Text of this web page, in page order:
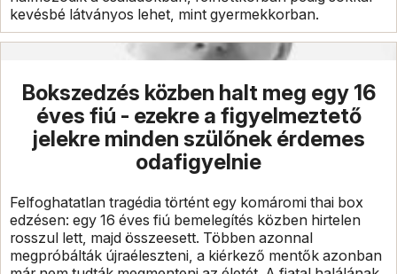
kevésbé látványos lehet, mint gyermekkorban.
Bokszedzés közben halt meg egy 16
éves fiú - ezekre a figyelmeztető
jelekre minden szülőnek érdemes
odafigyelnie
Felfoghatatlan tragédia történt egy komáromi thai box
edzésen: egy 16 éves fiú bemelegítés közben hirtelen
rosszul lett, majd összeesett. Többen azonnal
megpróbálták újraéleszteni, a kiérkező mentők azonban